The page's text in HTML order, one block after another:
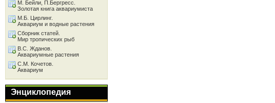
М. Бейли, П.Бергресс.
Золотая книга аквариумиста
М.Б. Цирлинг.
Аквариум и водные растения
Сборник статей.
Мир тропических рыб
В.С. Жданов.
Аквариумные растения
С.М. Кочетов.
Аквариум
Энциклопедия